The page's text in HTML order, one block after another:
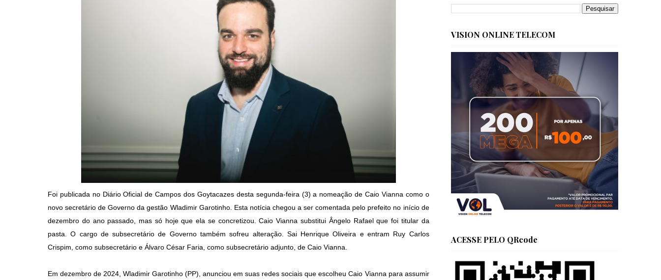
Foi publicada no Diário Oficial de Campos dos Goytacazes desta segunda-feira (3) a nomeação de Caio Vianna como o
novo secretário de Governo da gestão Wladimir Garotinho. Esta notícia chegou a ser comentada pelo prefeito no início de
dezembro do ano passado, mas só hoje que ela se concretizou. Caio Vianna substitui Ângelo Rafael que foi titular da
pasta. O cargo de subsecretário de Governo também sofreu alteração. Sai Henrique Oliveira e entram Ruy Carlos
Crispim, como subsecretário e Álvaro César Faria, como subsecretário adjunto, de Caio Vianna.
Em dezembro de 2024, Wladimir Garotinho (PP), anunciou em suas redes sociais que escolheu Caio Vianna para assumir
VISION ONLINE TELECOM
ACESSE PELO QRcode